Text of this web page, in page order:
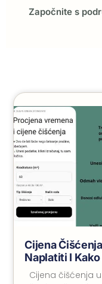
Započnite s
Cijena
Naplatiti I
Cijena čišćenja